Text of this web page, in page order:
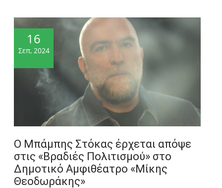
16
Σεπ, 2024
Ο Μπάμπης Στόκας έρχεται απόψε
στις «Βραδιές Πολιτισμού» στο
Δημοτικό Αμφιθέατρο «Μίκης
Θεοδωράκης»